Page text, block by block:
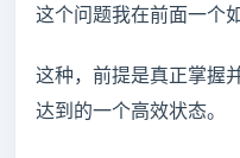
这个问题我在前面一个
这种，前提是真正掌握
达到的一个高效状态。